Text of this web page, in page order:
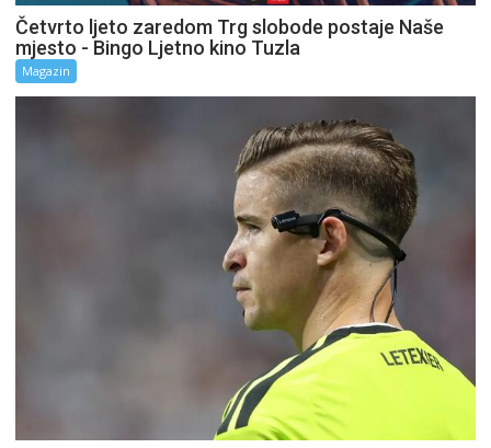
Četvrto ljeto zaredom Trg slobode postaje Naše
mjesto - Bingo Ljetno kino Tuzla
Magazin